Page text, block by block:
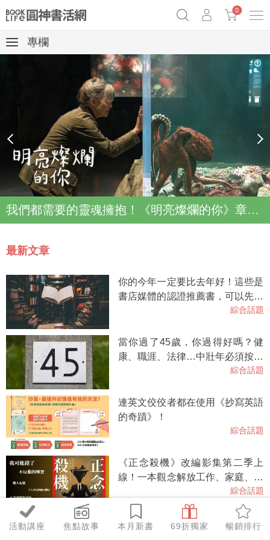
《祕密》作者最新《致富》公開 奧德賽女巫瑟西
Netflix話題章魚小說！
0
活動講座 焦點故事 本月新書 69折獨家 暢銷排行
專欄
我們都需要的靈魂擁抱！《明亮燦爛的你》章魚故事登上Netflix登上Top2
prev next
最新文章
你的今年一定要比去年好！這些是
書店媒體的認證推薦書，可以先從
綜合話題
當你過了45歲，你過得好嗎？健
康、職涯、法律…中壯年必須按齡
綜合話題
連英文佼佼者都在使用《抄寫英語
的奇蹟》！
綜合話題
《正念殺機》改編影集第二季上
線！一本觀念解放工作、家庭、教
養，一本小說讀滿驚悚、喜劇、諮
商。
綜合話題
【內含試聽】抄寫英語的奇蹟2，